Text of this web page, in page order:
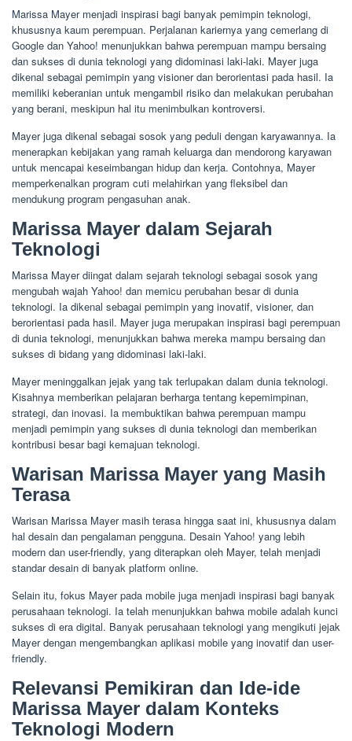
Marissa Mayer menjadi inspirasi bagi banyak pemimpin teknologi,
khususnya kaum perempuan. Perjalanan kariernya yang cemerlang di
Google dan Yahoo! menunjukkan bahwa perempuan mampu bersaing
dan sukses di dunia teknologi yang didominasi laki-laki. Mayer juga
dikenal sebagai pemimpin yang visioner dan berorientasi pada hasil. Ia
memiliki keberanian untuk mengambil risiko dan melakukan perubahan
yang berani, meskipun hal itu menimbulkan kontroversi.
Mayer juga dikenal sebagai sosok yang peduli dengan karyawannya. Ia
menerapkan kebijakan yang ramah keluarga dan mendorong karyawan
untuk mencapai keseimbangan hidup dan kerja. Contohnya, Mayer
memperkenalkan program cuti melahirkan yang fleksibel dan
mendukung program pengasuhan anak.
Marissa Mayer dalam Sejarah
Teknologi
Marissa Mayer diingat dalam sejarah teknologi sebagai sosok yang
mengubah wajah Yahoo! dan memicu perubahan besar di dunia
teknologi. Ia dikenal sebagai pemimpin yang inovatif, visioner, dan
berorientasi pada hasil. Mayer juga merupakan inspirasi bagi perempuan
di dunia teknologi, menunjukkan bahwa mereka mampu bersaing dan
sukses di bidang yang didominasi laki-laki.
Mayer meninggalkan jejak yang tak terlupakan dalam dunia teknologi.
Kisahnya memberikan pelajaran berharga tentang kepemimpinan,
strategi, dan inovasi. Ia membuktikan bahwa perempuan mampu
menjadi pemimpin yang sukses di dunia teknologi dan memberikan
kontribusi besar bagi kemajuan teknologi.
Warisan Marissa Mayer yang Masih
Terasa
Warisan Marissa Mayer masih terasa hingga saat ini, khususnya dalam
hal desain dan pengalaman pengguna. Desain Yahoo! yang lebih
modern dan user-friendly, yang diterapkan oleh Mayer, telah menjadi
standar desain di banyak platform online.
Selain itu, fokus Mayer pada mobile juga menjadi inspirasi bagi banyak
perusahaan teknologi. Ia telah menunjukkan bahwa mobile adalah kunci
sukses di era digital. Banyak perusahaan teknologi yang mengikuti jejak
Mayer dengan mengembangkan aplikasi mobile yang inovatif dan user-
friendly.
Relevansi Pemikiran dan Ide-ide
Marissa Mayer dalam Konteks
Teknologi Modern